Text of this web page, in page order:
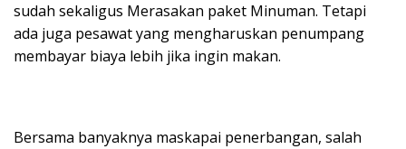
sudah sekaligus Merasakan paket Minuman. Tetapi
ada juga pesawat yang mengharuskan penumpang
membayar biaya lebih jika ingin makan.
Bersama banyaknya maskapai penerbangan, salah